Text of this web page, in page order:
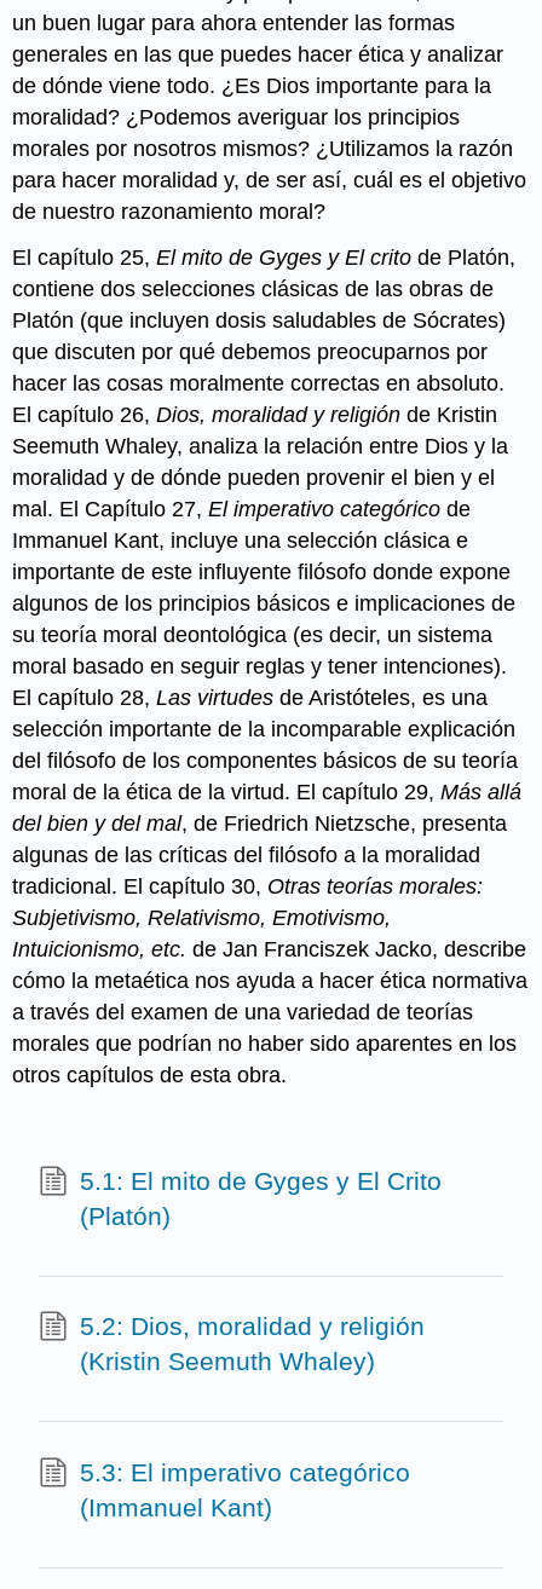
un buen lugar para ahora entender las formas
generales en las que puedes hacer ética y analizar
de dónde viene todo. ¿Es Dios importante para la
moralidad? ¿Podemos averiguar los principios
morales por nosotros mismos? ¿Utilizamos la razón
para hacer moralidad y, de ser así, cuál es el objetivo
de nuestro razonamiento moral?
El capítulo 25,El mito de Gyges y El crito de Platón,
contiene dos selecciones clásicas de las obras de
Platón (que incluyen dosis saludables de Sócrates)
que discuten por qué debemos preocuparnos por
hacer las cosas moralmente correctas en absoluto.
El capítulo 26,Dios, moralidad y religión de Kristin
Seemuth Whaley, analiza la relación entre Dios y la
moralidad y de dónde pueden provenir el bien y el
mal. El Capítulo 27,El imperativo categórico de
Immanuel Kant, incluye una selección clásica e
importante de este influyente filósofo donde expone
algunos de los principios básicos e implicaciones de
su teoría moral deontológica (es decir, un sistema
moral basado en seguir reglas y tener intenciones).
El capítulo 28,Las virtudes de Aristóteles, es una
selección importante de la incomparable explicación
del filósofo de los componentes básicos de su teoría
moral de la ética de la virtud. El capítulo 29,Más allá
del bien y del mal, de Friedrich Nietzsche, presenta
algunas de las críticas del filósofo a la moralidad
tradicional. El capítulo 30, Otras teorías morales:
Subjetivismo, Relativismo, Emotivismo,
Intuicionismo, etc. de Jan Franciszek Jacko, describe
cómo la metaética nos ayuda a hacer ética normativa
a través del examen de una variedad de teorías
morales que podrían no haber sido aparentes en los
otros capítulos de esta obra.
5.1: El mito de Gyges y El Crito
(Platón)
5.2: Dios, moralidad y religión
(Kristin Seemuth Whaley)
5.3: El imperativo categórico
(Immanuel Kant)